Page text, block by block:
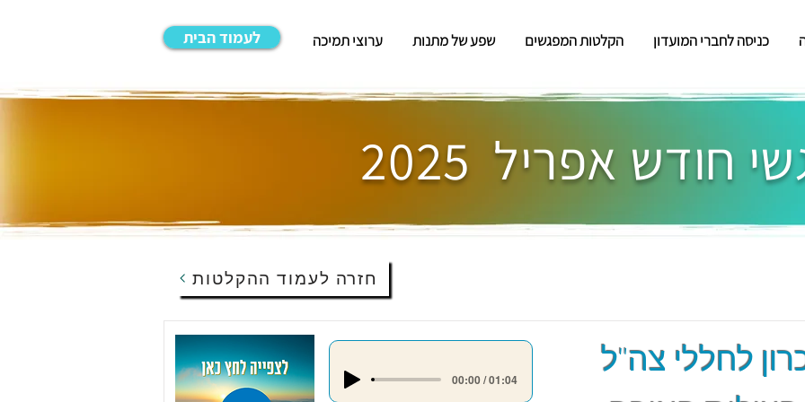
לעמוד הבית כניסה לחברי המועדון הקלטות המפגשים שפע של מתנות ערוצי תמיכה
חודש אפריל 2025
חזרה לעמוד ההקלטות
00:00 / 01:04
לחללי צה"ל